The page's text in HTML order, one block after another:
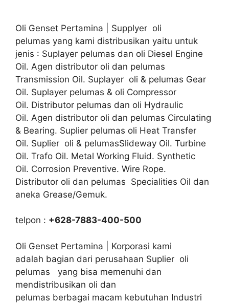
Oli Genset Pertamina | Supplyer oli
pelumas yang kami distribusikan yaitu untuk
jenis : Suplayer pelumas dan oli Diesel Engine
Oil. Agen distributor oli dan pelumas
Transmission Oil. Suplayer oli & pelumas Gear
Oil. Suplayer pelumas & oli Compressor
Oil. Distributor pelumas dan oli Hydraulic
Oil. Agen distributor oli dan pelumas Circulating
& Bearing. Suplier pelumas oli Heat Transfer
Oil. Suplier oli & pelumasSlideway Oil. Turbine
Oil. Trafo Oil. Metal Working Fluid. Synthetic
Oil. Corrosion Preventive. Wire Rope.
Distributor oli dan pelumas Specialities Oil dan
aneka Grease/Gemuk.
telpon : +628-7883-400-500
Oli Genset Pertamina | Korporasi kami
adalah bagian dari perusahaan Suplier oli
pelumas yang bisa memenuhi dan
mendistribusikan oli dan
pelumas berbagai macam kebutuhan Industri